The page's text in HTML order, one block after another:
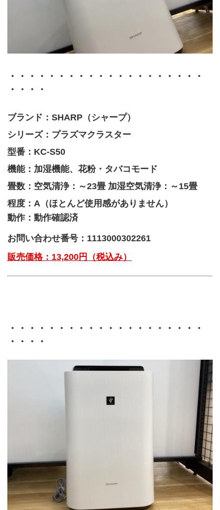
・・・・・・・・・・・・・・・・・・・・
・・・・
ブランド：SHARP（シャープ）
シリーズ：プラズマクラスター
型番：KC-S50
機能：加湿機能、花粉・タバコモード
畳数：空気清浄：～23畳 加湿空気清浄：～15畳
程度：A（ほとんど使用感がありません）
動作：動作確認済
お問い合わせ番号：1113000302261
販売価格：13,200円（税込み）
・・・・・・・・・・・・・・・・・・・・
・・・・